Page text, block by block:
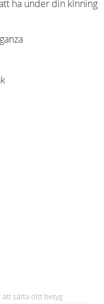
ha under din klnning
att sätta ditt betyg